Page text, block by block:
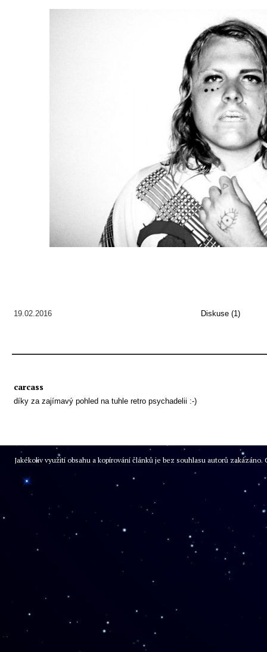
19.02.2016 Diskuse (1)
carcass
díky za zajímavý pohled na tuhle retro psychadelii :-)
Jakékoliv využití obsahu a kopírování článků je bez souhlasu autorů